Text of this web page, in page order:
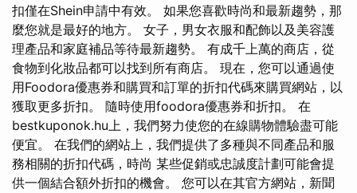
扣僅在Shein申請中有效。 如果您喜歡時尚和最新趨勢，那
麼您就是最好的地方。 女子，男女衣服和配飾以及美容護
理產品和家庭補品等待最新趨勢。 有成千上萬的商店，從
食物到化妝品都可以找到所有商店。 現在，您可以通過使
用Foodora優惠券和購買和訂單的折扣代碼來購買網站，以
獲取更多折扣。 隨時使用foodora優惠券和折扣。 在
bestkuponok.hu上，我們努力使您的在線購物體驗盡可能
便宜。 在我們的網站上，我們提供了多種與不同產品和服
務相關的折扣代碼，時尚 某些促銷或忠誠度計劃可能會提
供一個結合額外折扣的機會。 您可以在其官方網站，新聞